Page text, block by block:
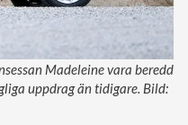
Madeleine vara beredd
uppdrag än tidigare. Bild: